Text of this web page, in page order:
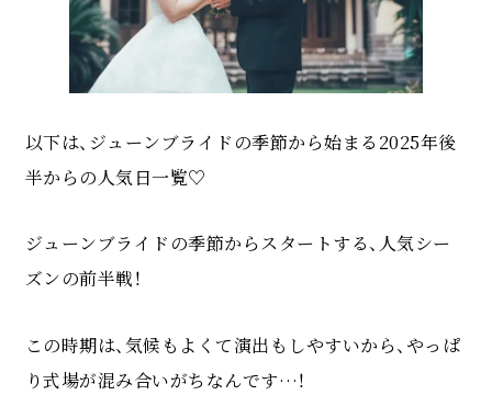
以下は、ジューンブライドの季節から始まる2025年後
半からの人気日一覧♡
ジューンブライドの季節からスタートする、人気シー
ズンの前半戦！
この時期は、気候もよくて演出もしやすいから、やっぱ
り式場が混み合いがちなんです…！